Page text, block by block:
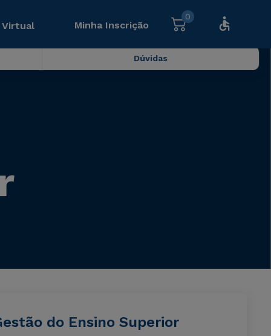
Virtual Minha Inscrição
0
Dúvidas
do Ensino Superior